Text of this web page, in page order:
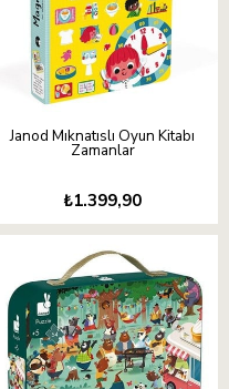
Janod Mıknatıslı Oyun Kitabı
Zamanlar
₺1.399,90